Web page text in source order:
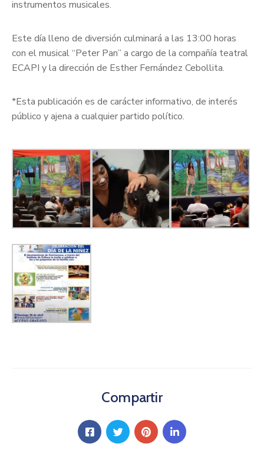
instrumentos musicales.
Este día lleno de diversión culminará a las 13:00 horas
con el musical “Peter Pan” a cargo de la compañía teatral
ECAPI y la dirección de Esther Fernández Cebollita.
*Esta publicación es de carácter informativo, de interés
público y ajena a cualquier partido político.
Compartir